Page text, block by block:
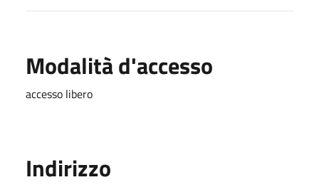
Modalità d'accesso
accesso libero
Indirizzo